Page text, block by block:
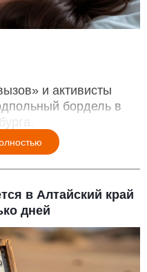
и активисты
бордель в
в Алтайский край
дней